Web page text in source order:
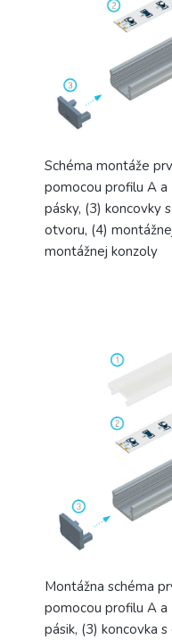
Schéma montáže
pomocou profilu A a
pásky, (3) koncovky
otvoru, (4)
montážnej konzoly
Montážna schéma
pomocou profilu A a
pásik, (3) koncovka